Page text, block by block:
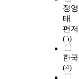
정영
태
편저
(5)
한국
(4)